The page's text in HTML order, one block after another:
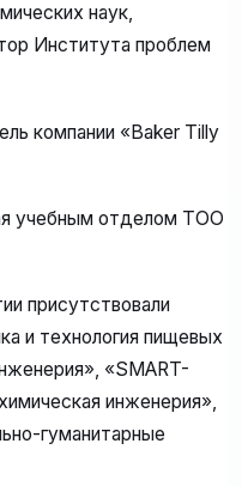
наук,
Института проблем
компании «Baker Tilly
учебным отделом ТОО
присутствовали
и технология пищевых
«SMART-
инженерия»,
гуманитарные